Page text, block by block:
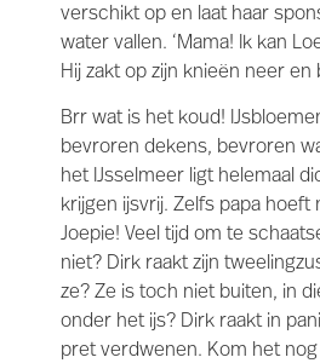
verschikt op en laat haar
water vallen. ‘Mama! Ik kan
Hij zakt op zijn knieën neer
Brr wat is het koud!
bevroren dekens, bevroren
het IJsselmeer ligt helemaal
krijgen ijsvrij. Zelfs papa hoeft
Joepie! Veel tijd om te
niet? Dirk raakt zijn
ze? Ze is toch niet buiten, in
onder het ijs? Dirk raakt in
pret verdwenen. Kom het